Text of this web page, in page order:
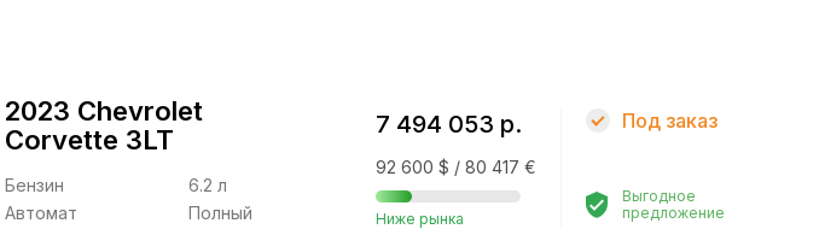
2023 Chevrolet
Corvette 3LT
Бензин
6.2 л
Автомат
Полный
7 494 053 р.
92 600 $ / 80 417 €
Ниже рынка
Под заказ
Выгодное
предложение